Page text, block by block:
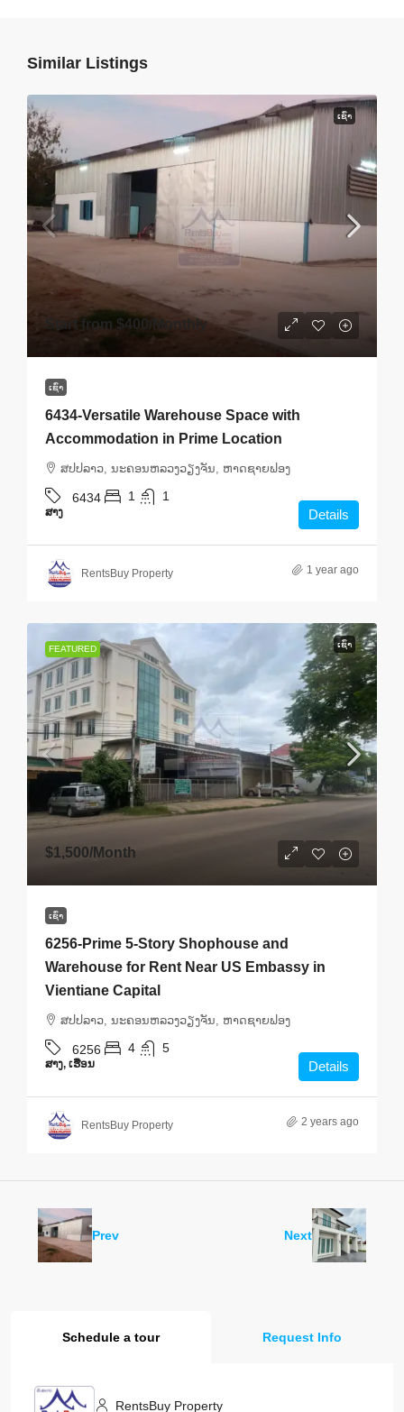
Similar Listings
ເຊົ່າ
Start from $400 /Monthly
ເຊົ່າ
6434-Versatile Warehouse Space with
Accommodation in Prime Location
ສ​ປ​ປ​ລາວ, ນະຄອນຫລວງວຽງຈັນ, ຫາດ​ຊາຍຟອງ
6434 1 1
ສາງ Details
RentsBuy Property 1 year ago
FEATURED ເຊົ່າ
$1,500/Month
ເຊົ່າ
6256-Prime 5-Story Shophouse and
Warehouse for Rent Near US Embassy in
Vientiane Capital
ສ​ປ​ປ​ລາວ, ນະຄອນຫລວງວຽງຈັນ, ຫາດ​ຊາຍຟອງ
6256 4 5
ສາງ, ເຮືອນ Details
RentsBuy Property 2 years ago
Prev Next
Schedule a tour Request Info
RentsBuy Property